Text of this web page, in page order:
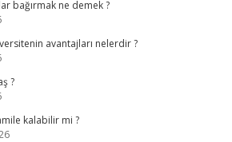
bağırmak ne demek ?
avantajları nelerdir ?
?
kalabilir mi ?